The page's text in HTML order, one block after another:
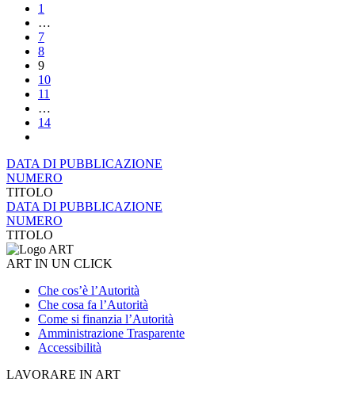
1
…
7
8
9
10
11
…
14
DATA DI PUBBLICAZIONE
NUMERO
TITOLO
DATA DI PUBBLICAZIONE
NUMERO
TITOLO
ART IN UN CLICK
Che cos’è l’Autorità
Che cosa fa l’Autorità
Come si finanzia l’Autorità
Amministrazione Trasparente
Accessibilità
LAVORARE IN ART